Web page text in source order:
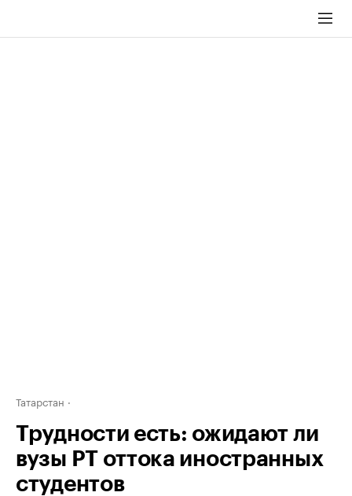
Татарстан
Трудности есть: ожидают ли
вузы РТ оттока иностранных
студентов